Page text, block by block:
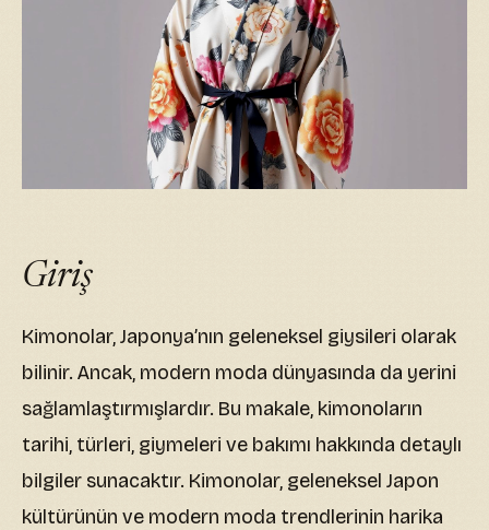
Giriş
Kimonolar, Japonya’nın geleneksel giysileri olarak
bilinir. Ancak, modern moda dünyasında da yerini
sağlamlaştırmışlardır. Bu makale, kimonoların
tarihi, türleri, giymeleri ve bakımı hakkında detaylı
bilgiler sunacaktır. Kimonolar, geleneksel Japon
kültürünün ve modern moda trendlerinin harika